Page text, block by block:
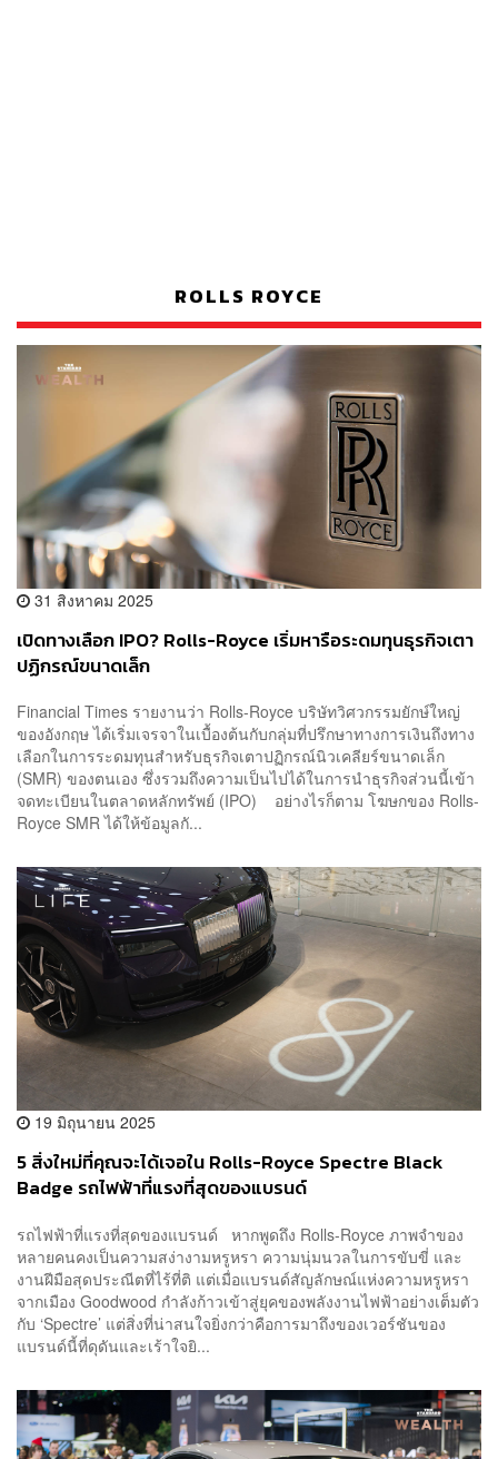
ROLLS ROYCE
31 สิงหาคม 2025
เปิดทางเลือก IPO? Rolls-Royce เริ่มหารือระดมทุนธุรกิจเตา
ปฏิกรณ์ขนาดเล็ก
Financial Times รายงานว่า Rolls-Royce บริษัทวิศวกรรมยักษ์ใหญ่
ของอังกฤษ ได้เริ่มเจรจาในเบื้องต้นกับกลุ่มที่ปรึกษาทางการเงินถึงทาง
เลือกในการระดมทุนสำหรับธุรกิจเตาปฏิกรณ์นิวเคลียร์ขนาดเล็ก
(SMR) ของตนเอง ซึ่งรวมถึงความเป็นไปได้ในการนำธุรกิจส่วนนี้เข้า
จดทะเบียนในตลาดหลักทรัพย์ (IPO) อย่างไรก็ตาม โฆษกของ Rolls-
Royce SMR ได้ให้ข้อมูลกั...
19 มิถุนายน 2025
5 สิ่งใหม่ที่คุณจะได้เจอใน Rolls-Royce Spectre Black
Badge รถไฟฟ้าที่แรงที่สุดของแบรนด์
รถไฟฟ้าที่แรงที่สุดของแบรนด์ หากพูดถึง Rolls-Royce ภาพจำของ
หลายคนคงเป็นความสง่างามหรูหรา ความนุ่มนวลในการขับขี่ และ
งานฝีมือสุดประณีตที่ไร้ที่ติ แต่เมื่อแบรนด์สัญลักษณ์แห่งความหรูหรา
จากเมือง Goodwood กำลังก้าวเข้าสู่ยุคของพลังงานไฟฟ้าอย่างเต็มตัว
กับ ‘Spectre’ แต่สิ่งที่น่าสนใจยิ่งกว่าคือการมาถึงของเวอร์ชันของ
แบรนด์นี้ที่ดุดันและเร้าใจยิ...